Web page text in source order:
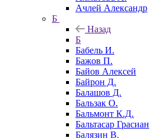
Ачлей Александр
Б
Назад
Б
Бабель И.
Бажов П.
Байов Алексей
Байрон Д.
Балашов Д.
Бальзак О.
Бальмонт К.Д.
Бальтасар Грасиан
Балязин В.